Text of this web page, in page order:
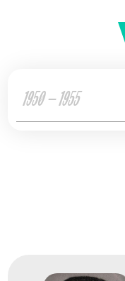
1950 — 1955